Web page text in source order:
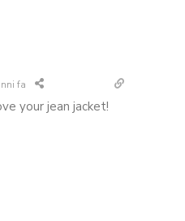
fa
your jean jacket!